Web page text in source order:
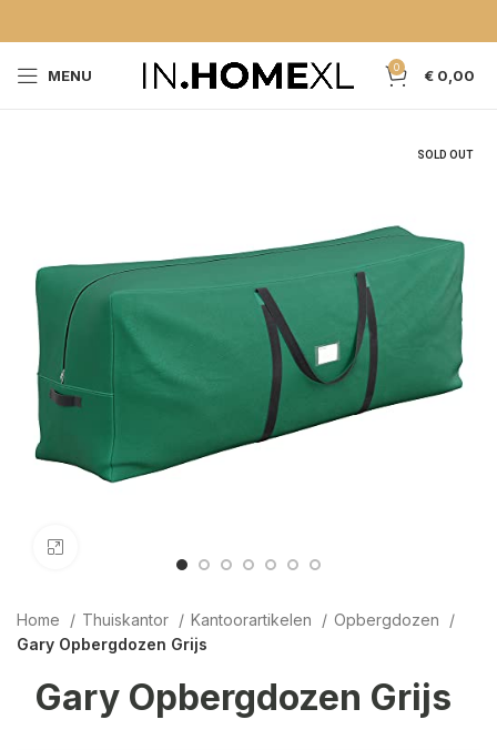
MENU 0 € 0,00
SOLD OUT
Home Thuiskantor Kantoorartikelen
Opbergdozen
Gary Opbergdozen Grijs
Gary Opbergdozen Grijs